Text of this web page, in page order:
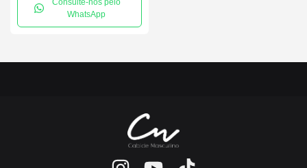
Consulte-nos pelo
WhatsApp